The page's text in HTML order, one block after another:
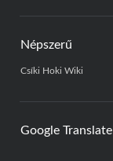
Népszerű
Csíki Hoki Wiki
Google Translate